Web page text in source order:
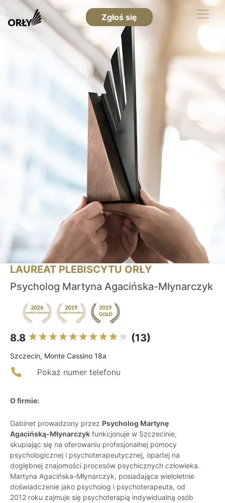
Zgłoś się
LAUREAT PLEBISCYTU ORŁY
Psycholog Martyna Agacińska-Młynarczyk
8.8 (13)
Szczecin, Monte Cassino 18a
Pokaż numer telefonu
O firmie:
Gabinet prowadzony przez Psycholog Martynę
Agacińską-Młynarczyk funkcjonuje w Szczecinie,
skupiając się na oferowaniu profesjonalnej pomocy
psychologicznej i psychoterapeutycznej, opartej na
dogłębnej znajomości procesów psychicznych człowieka.
Martyna Agacińska-Młynarczyk, posiadająca wieloletnie
doświadczenie jako psycholog i psychoterapeuta, od
2012 roku zajmuje się psychoterapią indywidualną osób